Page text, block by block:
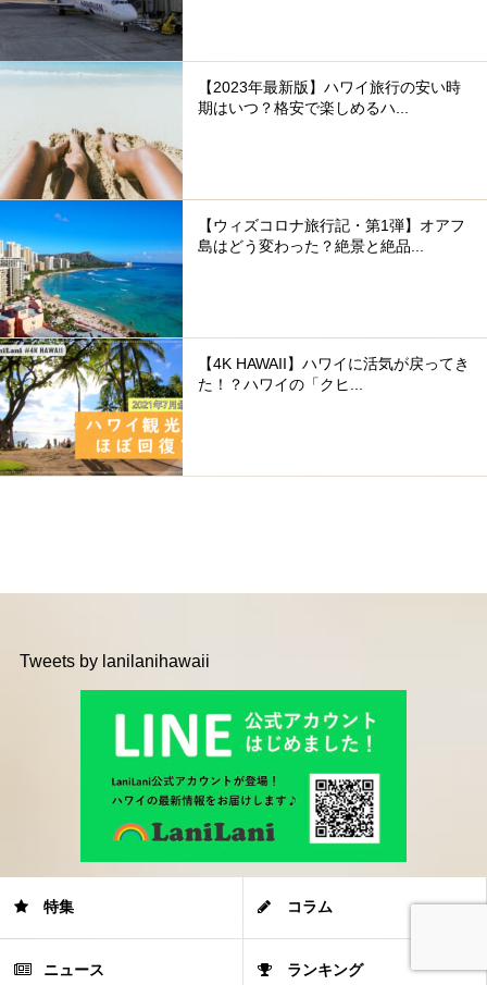
【2023年最新版】ハワイ旅行の安い時
期はいつ？格安で楽しめるハ...
【ウィズコロナ旅行記・第1弾】オアフ
島はどう変わった？絶景と絶品...
【4K HAWAII】ハワイに活気が戻ってき
た！？ハワイの「クヒ...
Tweets by lanilanihawaii
特集 コラム
ニュース ランキング